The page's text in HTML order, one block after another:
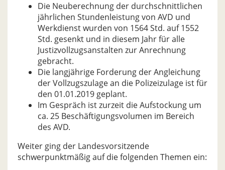
Die Neuberechnung der durchschnittlichen
jährlichen Stundenleistung von AVD und
Werkdienst wurden von 1564 Std. auf 1552
Std. gesenkt und in diesem Jahr für alle
Justizvollzugsanstalten zur Anrechnung
gebracht.
Die langjährige Forderung der Angleichung
der Vollzugszulage an die Polizeizulage ist für
den 01.01.2019 geplant.
Im Gespräch ist zurzeit die Aufstockung um
ca. 25 Beschäftigungsvolumen im Bereich
des AVD.
Weiter ging der Landesvorsitzende
schwerpunktmäßig auf die folgenden Themen ein: